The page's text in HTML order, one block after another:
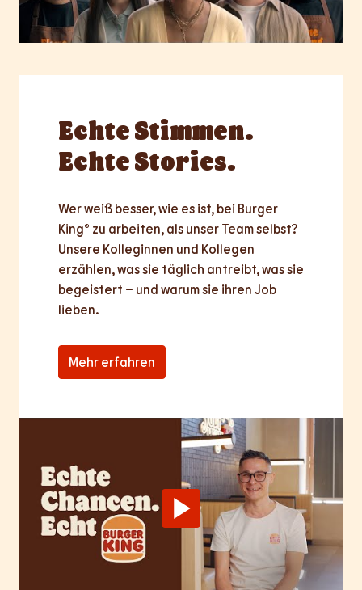
EchteStimmen.
Echte Stories.
Wer weiß besser, wie es ist, bei Burger
King® zu arbeiten, als unser Team selbst?
Unsere Kolleginnen und Kollegen
erzählen, was sie täglich antreibt, was sie
begeistert – und warum sie ihren Job
lieben.
Mehr erfahren